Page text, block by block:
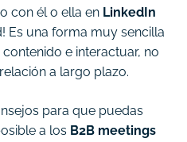
con él o ella en LinkedIn
Es una forma muy sencilla
e interactuar, no
a largo plazo.
para que puedas
a los B2B meetings